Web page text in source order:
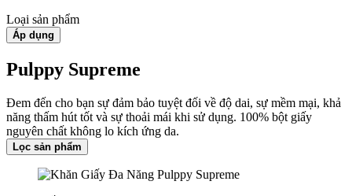
Loại sản phẩm
Áp dụng
Pulppy Supreme
Đem đến cho bạn sự đảm bảo tuyệt đối về độ dai, sự mềm mại, khả
năng thấm hút tốt và sự thoải mái khi sử dụng. 100% bột giấy
nguyên chất không lo kích ứng da.
Lọc sản phẩm